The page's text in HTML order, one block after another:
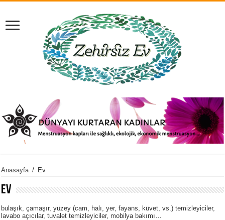
Anasayfa / Ev
Ev
bulaşık, çamaşır, yüzey (cam, halı, yer, fayans, küvet, vs.) temizleyiciler,
lavabo açıcılar, tuvalet temizleyiciler, mobilya bakımı…